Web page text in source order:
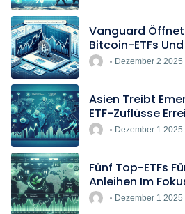
Vanguard Öffnet
Bitcoin-ETFs
BlockadeDezember 2 2025
Asien Treibt
ETF-Zuflüsse
Rekordtempo
Dezember 1 2025
Fünf Top-ETFs
Anleihen Im
Dezember 1 2025